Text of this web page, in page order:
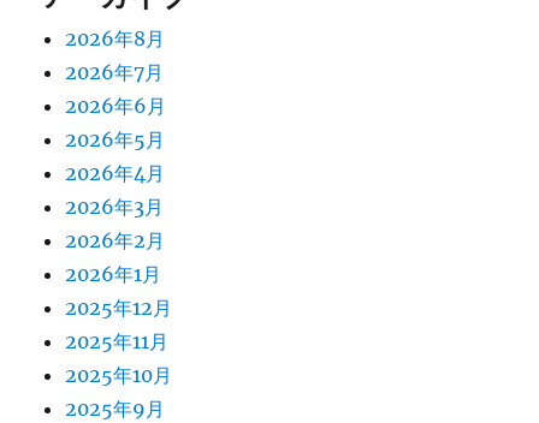
2026年8月
2026年7月
2026年6月
2026年5月
2026年4月
2026年3月
2026年2月
2026年1月
2025年12月
2025年11月
2025年10月
2025年9月